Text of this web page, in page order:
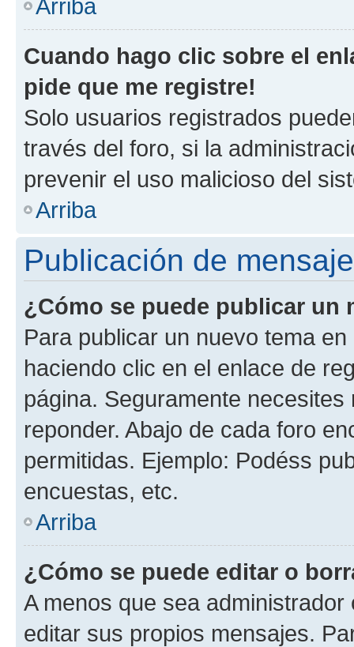
Arriba
Cuando hago clic sobre el
pide que me registre!
Solo usuarios registrados
través del foro, si la
prevenir el uso malicioso del
Arriba
Publicación de
¿Cómo se puede publicar un
Para publicar un nuevo tema
haciendo clic en el enlace de
página. Seguramente
reponder. Abajo de cada foro
permitidas. Ejemplo: Podéss
encuestas, etc.
Arriba
¿Cómo se puede editar o
A menos que sea
editar sus propios mensajes.